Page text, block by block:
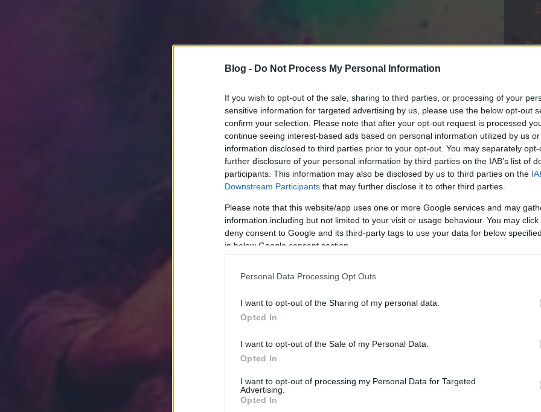
Blog - Do Not Process My Personal Information
If you wish to opt-out of the sale, sharing to third parties, or processing of your
sensitive information for targeted advertising by us, please use the below opt-out
confirm your selection. Please note that after your opt-out request is processed
continue seeing interest-based ads based on personal information utilized by us
information disclosed to third parties prior to your opt-out. You may separately
further disclosure of your personal information by third parties on the IAB’s list of
participants. This information may also be disclosed by us to third parties on the
Downstream Participants that may further disclose it to other third parties.
Please note that this website/app uses one or more Google services and may
information including but not limited to your visit or usage behaviour. You may
deny consent to Google and its third-party tags to use your data for below
in below Google consent section.
Personal Data Processing Opt Outs
I want to opt-out of the Sharing of my personal data.
Opted In
I want to opt-out of the Sale of my Personal Data.
Opted In
I want to opt-out of processing my Personal Data for Targeted
Advertising.
Opted In
fali